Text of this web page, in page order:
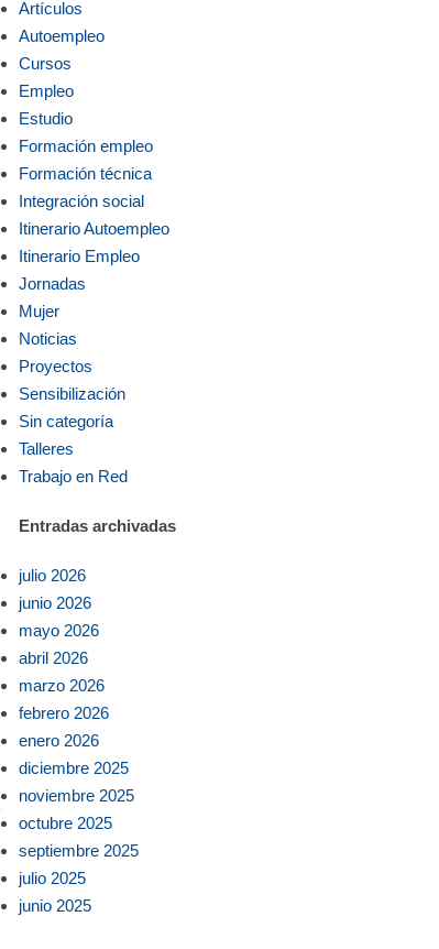
Artículos
Autoempleo
Cursos
Empleo
Estudio
Formación empleo
Formación técnica
Integración social
Itinerario Autoempleo
Itinerario Empleo
Jornadas
Mujer
Noticias
Proyectos
Sensibilización
Sin categoría
Talleres
Trabajo en Red
Entradas archivadas
julio 2026
junio 2026
mayo 2026
abril 2026
marzo 2026
febrero 2026
enero 2026
diciembre 2025
noviembre 2025
octubre 2025
septiembre 2025
julio 2025
junio 2025